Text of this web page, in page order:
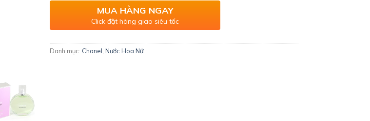
MUA HÀNG NGAY
Click đặt hàng giao siêu tốc
Danh mục: Chanel Nước Hoa Nữ